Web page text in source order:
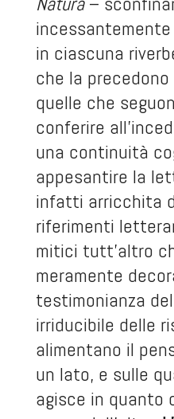
in ciascuna
che la
quelle che
conferire
una continuità
appesantire la
infatti arricchita
riferimenti
mitici tutt’altro
meramente
testimonianza
irriducibile delle
alimentano il
un lato, e sulle
agisce in quanto